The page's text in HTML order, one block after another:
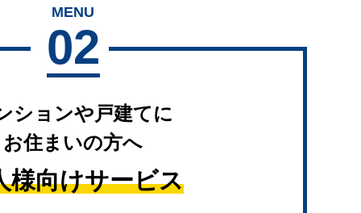
MENU
02
ションや戸建てに
お住まいの方へ
様向けサービス